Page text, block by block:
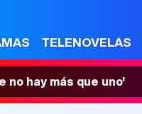
TELENOVELAS
no hay más que uno'